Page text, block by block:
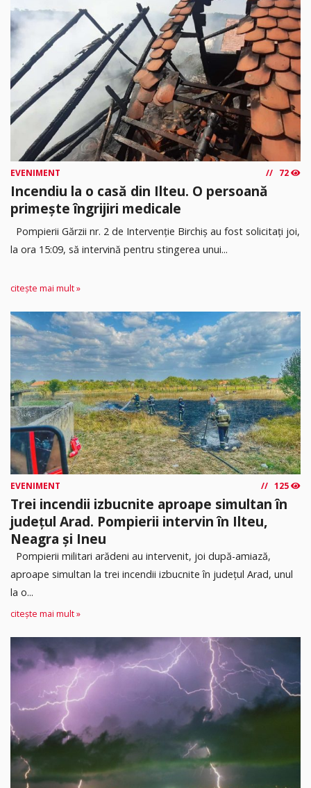
EVENIMENT 72
Incendiu la o casă din Ilteu. O persoană
primește îngrijiri medicale
Pompierii Gărzii nr. 2 de Intervenție Birchiș au fost solicitați joi,
la ora 15:09, să intervină pentru stingerea unui...
citește mai mult »
EVENIMENT 125
Trei incendii izbucnite aproape simultan în
județul Arad. Pompierii intervin în Ilteu,
Neagra și Ineu
Pompierii militari arădeni au intervenit, joi după-amiază,
aproape simultan la trei incendii izbucnite în județul Arad, unul
la o...
citește mai mult »